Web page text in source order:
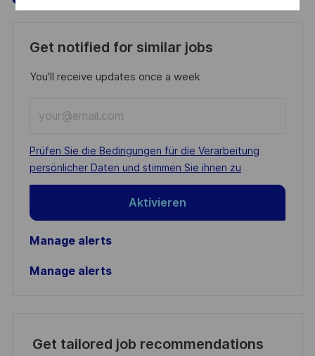
Get notified for similar jobs
You'll receive updates once a week
Email
address
(Required)
Required
Prüfen Sie die Bedingungen für die Verarbeitung
persönlicher Daten und stimmen Sie ihnen zu
Aktivieren
Manage alerts
Manage alerts
Get tailored job recommendations